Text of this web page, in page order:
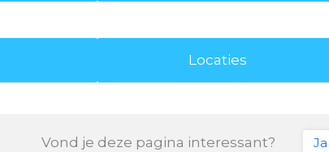
Locaties
Vond je deze pagina interessant? Ja